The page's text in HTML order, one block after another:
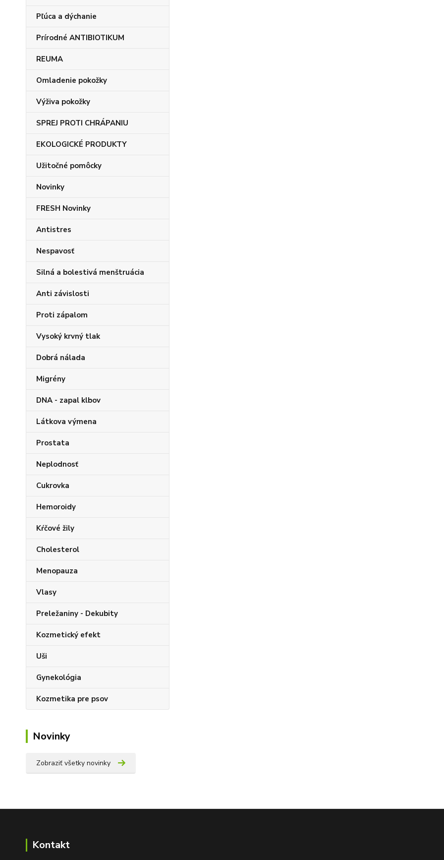
Pľúca a dýchanie
Prírodné ANTIBIOTIKUM
REUMA
Omladenie pokožky
Výživa pokožky
SPREJ PROTI CHRÁPANIU
EKOLOGICKÉ PRODUKTY
Užitočné pomôcky
Novinky
FRESH Novinky
Antistres
Nespavosť
Silná a bolestivá menštruácia
Anti závislosti
Proti zápalom
Vysoký krvný tlak
Dobrá nálada
Migrény
DNA - zapal klbov
Látkova výmena
Prostata
Neplodnosť
Cukrovka
Hemoroidy
Kŕčové žily
Cholesterol
Menopauza
Vlasy
Preležaniny - Dekubity
Kozmetický efekt
Uši
Gynekológia
Kozmetika pre psov
Novinky
Zobraziť všetky novinky
Kontakt